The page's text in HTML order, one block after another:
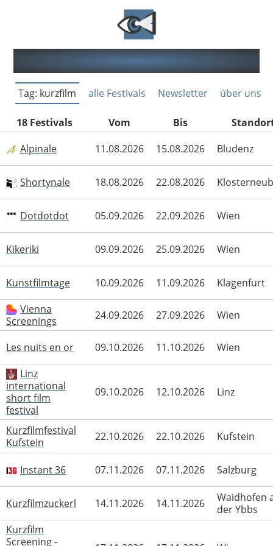
Filmfestivals in Österreich
Tag: kurzfilm alle Festivals Newsletter über uns
18 Festivals Vom Bis
Alpinale
11.08.2026 15.08.2026 Bludenz
Shortynale 18.08.2026 22.08.2026
Dotdotdot 05.09.2026 22.09.2026 Wien
Kikeriki 09.09.2026 25.09.2026 Wien
Kunstfilmtage 10.09.2026 11.09.2026
Klagenfurt
Vienna
Screenings
24.09.2026 27.09.2026 Wien
Les nuits en or 09.10.2026 11.10.2026
Wien
Linz
international
short film
festival
09.10.2026 12.10.2026 Linz
Kurzfilmfestival
Kufstein
22.10.2026 22.10.2026 Kufstein
Instant 36 07.11.2026 07.11.2026 Salzburg
Kurzfilmzuckerl 14.11.2026 14.11.2026
Waidhofen
der Ybbs
Kurzfilm
Screening -